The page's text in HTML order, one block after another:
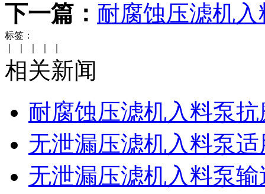
下一篇： 耐腐蚀压滤机
标签：
相关新闻
耐腐蚀压滤机入料泵
无泄漏压滤机入料泵
无泄漏压滤机入料泵